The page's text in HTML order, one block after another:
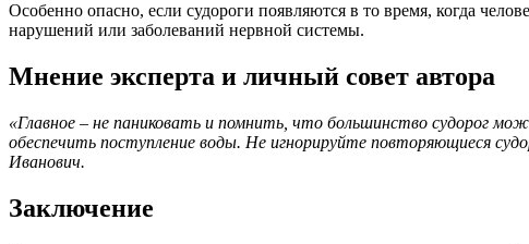
Особенно опасно, если судороги появляются в то время, когда
нарушений или заболеваний нервной системы.
Мнение эксперта и личный совет автора
«Главное – не паниковать и помнить, что большинство судорог
обеспечить поступление воды. Не игнорируйте повторяющиеся
Иванович.
Заключение